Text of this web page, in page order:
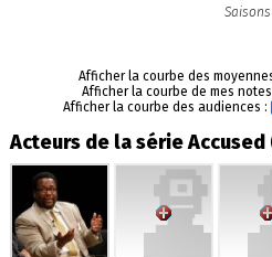
Saisons
Afficher la courbe des
Afficher la courbe de mes
Afficher la courbe des audiences :
Acteurs de la série Accused